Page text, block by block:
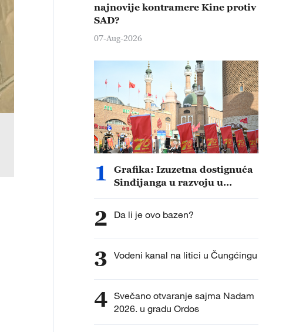
šarama, privlačeći mnoge turiste da se fotografišu,
najnovije kontramere Kine protiv
SAD?
07-Aug-2026
1
Grafika: Izuzetna dostignuća
Sinđijanga u razvoju u
2 Da li je ovo bazen?
3 Vodeni kanal na litici u Čungćingu
4 Svečano otvaranje sajma Nadam
2026. u gradu Ordos